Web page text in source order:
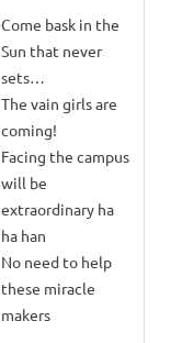
Come bask in the
Sun that never
sets…
The vain girls are
coming!
Facing the campus
will be
extraordinary ha
ha han
No need to help
these miracle
makers